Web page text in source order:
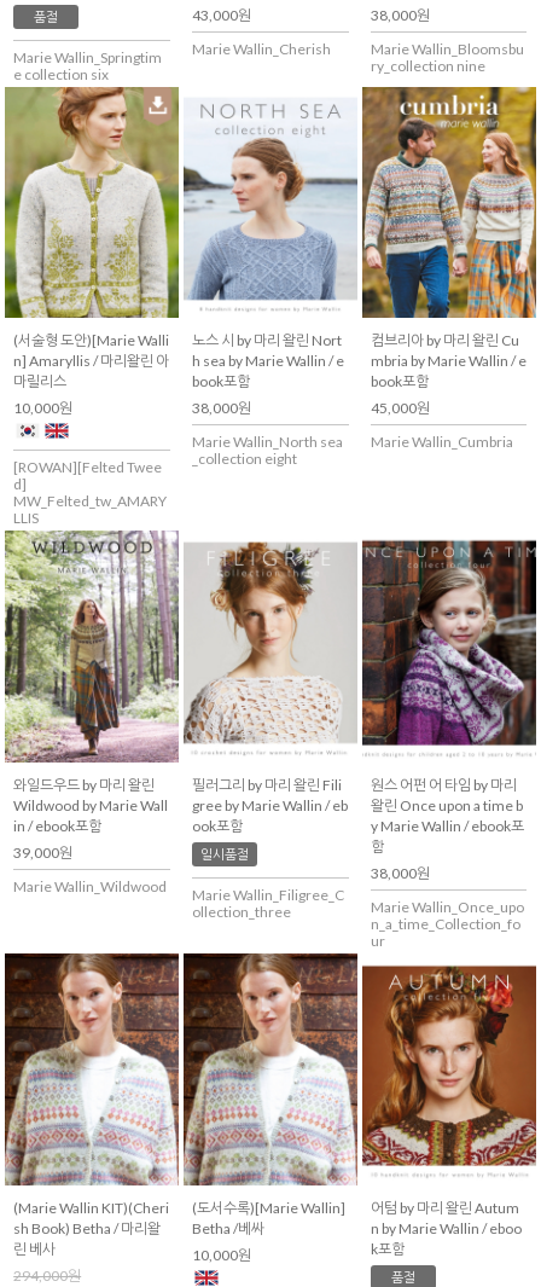
품절
Marie Wallin_Springtim
e collection six
43,000원
Marie Wallin_Cherish
38,000원
Marie Wallin_Bloomsbu
ry_collection nine
(서술형 도안)[Marie Walli
n] Amaryllis / 마리왈린 아
마릴리스
10,000원
[ROWAN][Felted Twee
d]
MW_Felted_tw_AMARY
LLIS
노스 시 by 마리 왈린 Nort
h sea by Marie Wallin / e
book포함
38,000원
Marie Wallin_North sea
_collection eight
컴브리아 by 마리 왈린 Cu
mbria by Marie Wallin / e
book포함
45,000원
Marie Wallin_Cumbria
와일드우드 by 마리 왈린
Wildwood by Marie Wall
in / ebook포함
39,000원
Marie Wallin_Wildwood
필러그리 by 마리 왈린 Fili
gree by Marie Wallin / eb
ook포함
일시품절
Marie Wallin_Filigree_C
ollection_three
원스 어펀 어 타임 by 마리
왈린 Once upon a time b
y Marie Wallin / ebook포
함
38,000원
Marie Wallin_Once_upo
n_a_time_Collection_fo
ur
(Marie Wallin KIT)(Cheri
sh Book) Betha / 마리왈
린 베사
294,000원
(도서수록)[Marie Wallin]
Betha /베싸
10,000원
어텀 by 마리 왈린 Autum
n by Marie Wallin / eboo
k포함
품절